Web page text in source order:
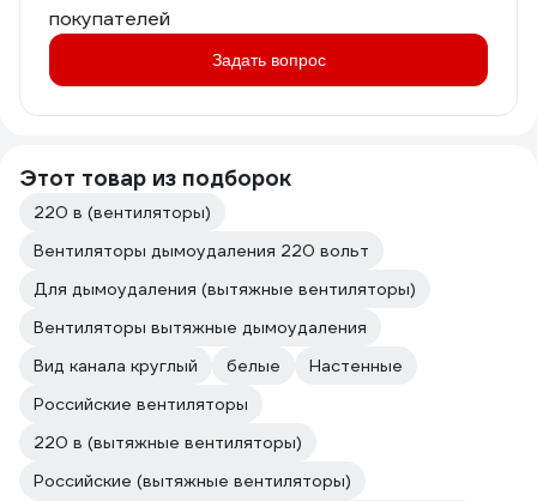
покупателей
Задать вопрос
Этот товар из подборок
220 в (вентиляторы)
Вентиляторы дымоудаления 220 вольт
Для дымоудаления (вытяжные вентиляторы)
Вентиляторы вытяжные дымоудаления
Вид канала круглый
белые
Настенные
Российские вентиляторы
220 в (вытяжные вентиляторы)
Российские (вытяжные вентиляторы)